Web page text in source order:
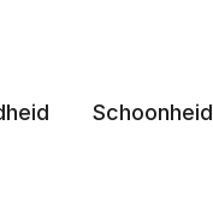
Schoonheid